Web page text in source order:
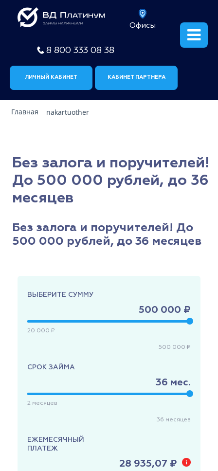
Офисы
8 800 333 08 38
ЛИЧНЫЙ КАБИНЕТ КАБИНЕТ ПАРТНЕРА
Главная nakartuother
Без залога и поручителей!
До 500 000 рублей, до 36
месяцев
Без залога и поручителей! До
500 000 рублей, до 36 месяцев
ВЫБЕРИТЕ СУММУ
500 000 ₽
20 000 ₽
500 000 ₽
СРОК ЗАЙМА
36 мес.
2 месяцев
36 месяцев
ЕЖЕМЕСЯЧНЫЙ
ПЛАТЕЖ
28 935,07 ₽